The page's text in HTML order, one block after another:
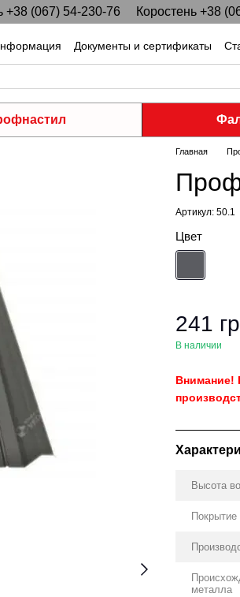
+38 (067) 54-230-76 Коростень +38
Документы и сертификаты
Главная
Артикул: 50.1
Цвет
241
В наличии
Внимание!
Высота
Покрытие
металла